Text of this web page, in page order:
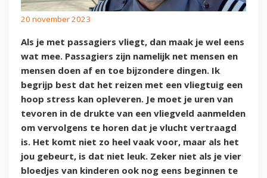
20 november 2023
Als je met passagiers vliegt, dan maak je wel eens
wat mee. Passagiers zijn namelijk net mensen en
mensen doen af en toe bijzondere dingen. Ik
begrijp best dat het reizen met een vliegtuig een
hoop stress kan opleveren. Je moet je uren van
tevoren in de drukte van een vliegveld aanmelden
om vervolgens te horen dat je vlucht vertraagd
is. Het komt niet zo heel vaak voor, maar als het
jou gebeurt, is dat niet leuk. Zeker niet als je vier
bloedjes van kinderen ook nog eens beginnen te